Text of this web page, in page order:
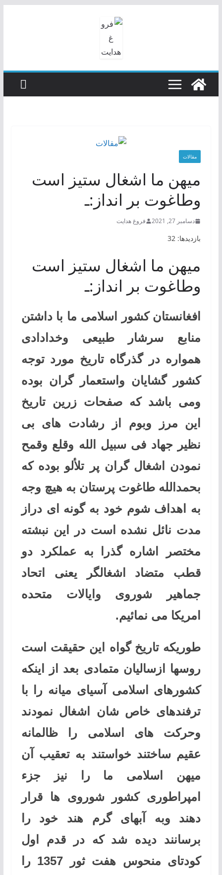
مقالات
میهن ما اشغال ستیز است
وطاغوت بر انداز:ـ
دسامبر 27, 2021 فروغ هدایت
بازدیدها: 32
میهن ما اشغال ستیز است
وطاغوت بر انداز:ـ
افغانستان کشور اسلامی ما با داشتن
منابع سرشار طبیعی وخدادادی
همواره در گذرگاه تاریخ مورد توجه
کشور گشایان واستعمار گران بوده
ومی باشد که صفحات زرین تاریخ
این مرز وبوم از رشادت های بی
نظیر جهاد فی سبیل الله وقلع وقمح
نمودن اشغال گران پر تلألو بوده که
بحمدالله طاغوت پرستان به هیچ وجه
به اهداف شوم خود به گونه ای دراز
مدت نائل نشده است در این نبشته
مختصر اشاره گذرا به عملکرد دو
قطب متضاد اشغالگر یعنی اتحاد
جماهیر شوروی وایالات متحده
امریکا می نمائیم.
طوریکه تاریخ گواه این حقیقت است
روسها ازسالیان متمادی بعد از اینکه
کشورهای اسلامی آسیای میانه را با
ترفندهای خاص شان اشغال نمودند
وحرکت های اسلامی را ظالمانه
عقیم ساختند خواستند به تعقیب آن
میهن اسلامی ما را نیز جزء
امپراطوری کشور شوروی ها قرار
دهند وبه آبهای گرم هند خود را
برسانند دیده شد که در قدم اول
کودتای منحوس هفت ثور 1357 را